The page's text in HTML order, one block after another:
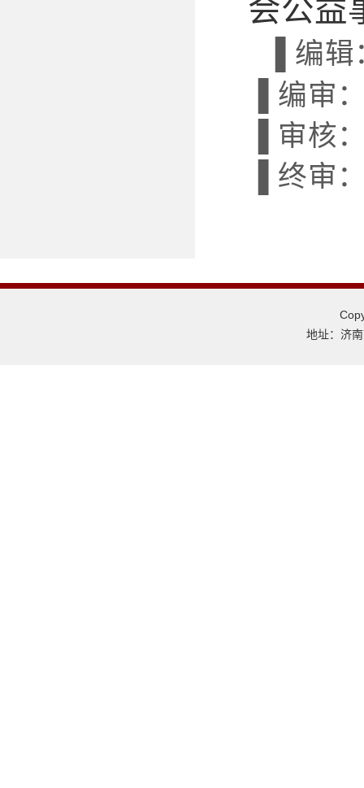
会公益
▐ 编辑
▐ 编审
▐ 审核
▐ 终审
地址：济